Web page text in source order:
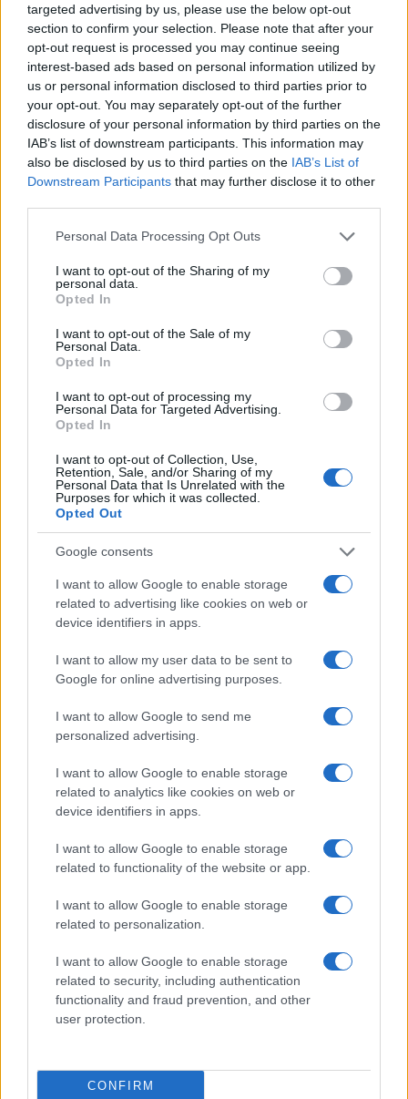
targeted advertising by us, please use the below opt-out
section to confirm your selection. Please note that after your
opt-out request is processed you may continue seeing
interest-based ads based on personal information utilized by
us or personal information disclosed to third parties prior to
your opt-out. You may separately opt-out of the further
disclosure of your personal information by third parties on the
IAB’s list of downstream participants. This information may
also be disclosed by us to third parties on the IAB’s List of
Downstream Participants that may further disclose it to other
Please note that this website/app uses one or more Google
not limited to your visit or usage behaviour. You may click to
grant or deny consent to Google and its third-party tags to
use your data for below specified purposes in below Google
consent section.
Personal Data Processing Opt Outs
I want to opt-out of the Sharing of my
personal data.
Opted In
I want to opt-out of the Sale of my
Personal Data.
Opted In
I want to opt-out of processing my
Personal Data for Targeted Advertising.
Opted In
I want to opt-out of Collection, Use,
Retention, Sale, and/or Sharing of my
Personal Data that Is Unrelated with the
Purposes for which it was collected.
Opted Out
Google consents
I want to allow Google to enable storage
related to advertising like cookies on web or
device identifiers in apps.
I want to allow my user data to be sent to
Google for online advertising purposes.
I want to allow Google to send me
personalized advertising.
I want to allow Google to enable storage
related to analytics like cookies on web or
device identifiers in apps.
I want to allow Google to enable storage
related to functionality of the website or app.
I want to allow Google to enable storage
related to personalization.
I want to allow Google to enable storage
related to security, including authentication
functionality and fraud prevention, and other
user protection.
CONFIRM
Continua a leggere
NERD NEWS
Boom del settore tech italiano: 652 milioni in venture
Andrea Conforti · 6 Ago 2026
NERD NEWS
Malescomics 2026: eventi, ospiti e attività in Valle